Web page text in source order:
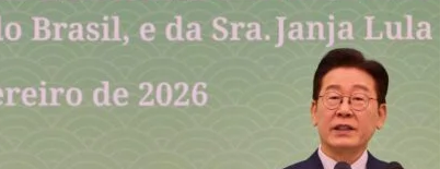
당과
거나
[Russia] 텔레그램 설립자 파벨 두로프 기소
2026년 07월 31일